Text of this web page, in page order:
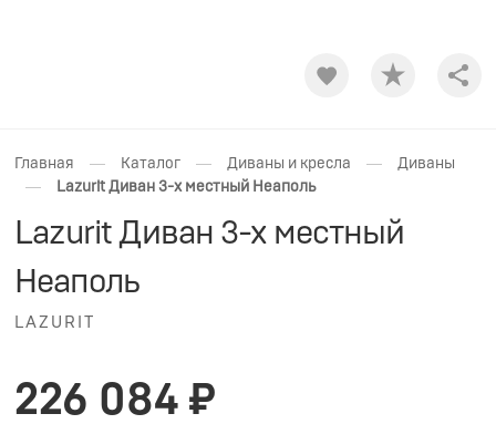
Главная — Каталог — Диваны и кресла — Диваны
— Lazurit Диван 3-х местный Неаполь
Lazurit Диван 3-х местный
Неаполь
LAZURIT
226 084 ₽